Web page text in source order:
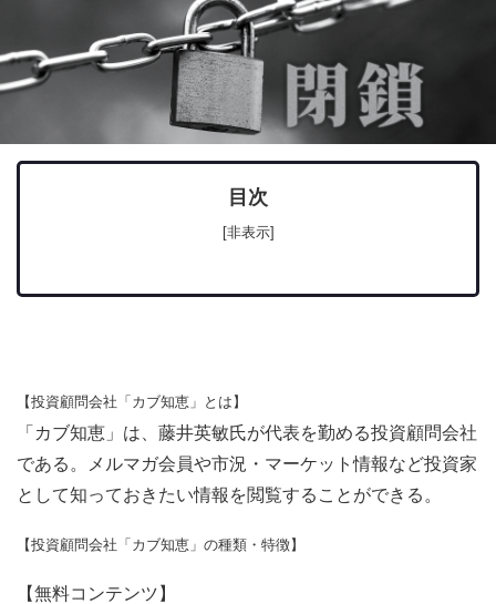
目次
[非表示]
【投資顧問会社「カブ知恵」とは】
「カブ知恵」は、藤井英敏氏が代表を勤める投資顧問会社
である。メルマガ会員や市況・マーケット情報など投資家
として知っておきたい情報を閲覧することができる。
【投資顧問会社「カブ知恵」の種類・特徴】
【無料コンテンツ】